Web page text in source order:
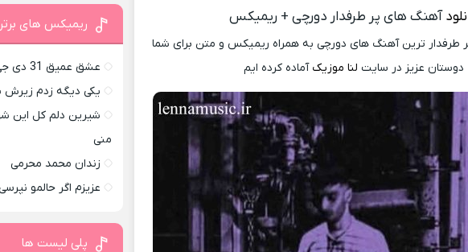
آهنگ های پر طرفدار دورچی + ریمیکس
طرفدار ترین آهنگ های دورچی به همراه ریمیکس و متن برای شما
دوستان عزیز در سایت لنا موزیک آماده کرده ایم
ریمیکس های برتر
عشق عمیق 31 دی جی شاهین
یکی دیگه زدم زیرش
شیرین دلم کل این
منی
زندان محمد محرمی
عزیزم اگر حالمو
پلی لیست ها